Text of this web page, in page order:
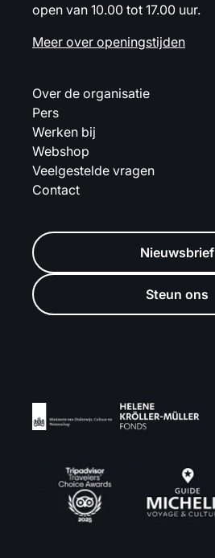
open van 10.00 tot 17.00 uur.
Meer over openingstijden
Over de organisatie
Pers
Werken bij
Webshop
Veelgestelde vragen
Contact
Nieuwsbrief
Steun ons